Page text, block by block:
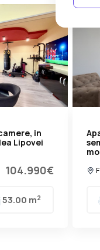
in
Lipovei
104.990€
53.00 m2